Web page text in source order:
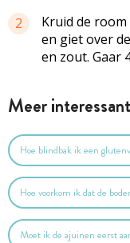
2
Kruid de
en giet over
en zout. Gaar
Meer
Hoe blindbak ik een
Hoe voorkom ik dat de
Moet ik de ajuinen eerst